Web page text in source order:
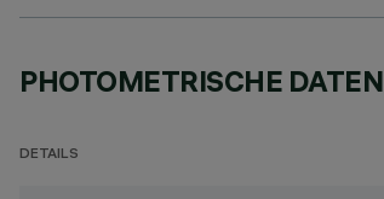
PHOTOMETRISCHE DATEN
DETAILS